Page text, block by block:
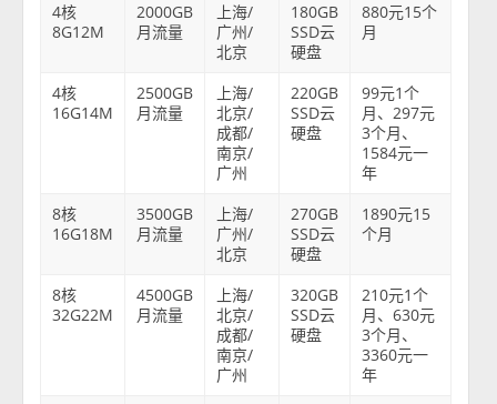
4核
8G12M
2000GB
月流量
上海/
广州/
北京
180GB
SSD云
硬盘
880元15个
月
4核
16G14M
2500GB
月流量
上海/
北京/
成都/
南京/
广州
220GB
SSD云
硬盘
99元1个
月、297元
3个月、
1584元一
年
8核
16G18M
3500GB
月流量
上海/
广州/
北京
270GB
SSD云
硬盘
1890元15
个月
8核
32G22M
4500GB
月流量
上海/
北京/
成都/
南京/
广州
320GB
SSD云
硬盘
210元1个
月、630元
3个月、
3360元一
年